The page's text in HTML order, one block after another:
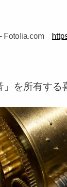
Fotolia.com
」を所有する